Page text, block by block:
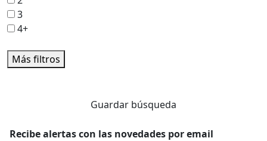
3
4+
Más filtros
Guardar búsqueda
Recibe alertas con las novedades por email